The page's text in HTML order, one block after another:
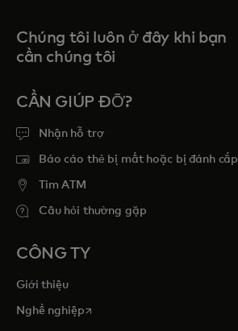
Chúng tôi luôn ở đây khi bạn
cần chúng tôi
CẦN GIÚP ĐỠ?
Nhận hỗ trợ
Báo cáo thẻ bị mất hoặc bị đánh cắp
Tim ATM
Câu hỏi thường gặp
CÔNG TY
Giới thiệu
Nghề nghiệpopens in a new tab